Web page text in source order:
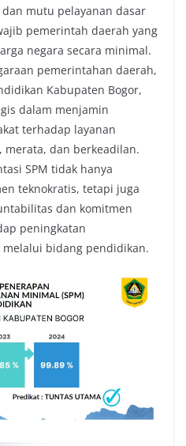
mutu pelayanan dasar
pemerintah daerah yang
negara secara minimal.
pemerintahan daerah,
Kabupaten Bogor,
dalam menjamin
terhadap layanan
dan berkeadilan.
SPM tidak hanya
teknokratis, tetapi juga
dan komitmen
peningkatan
melalui bidang pendidikan.